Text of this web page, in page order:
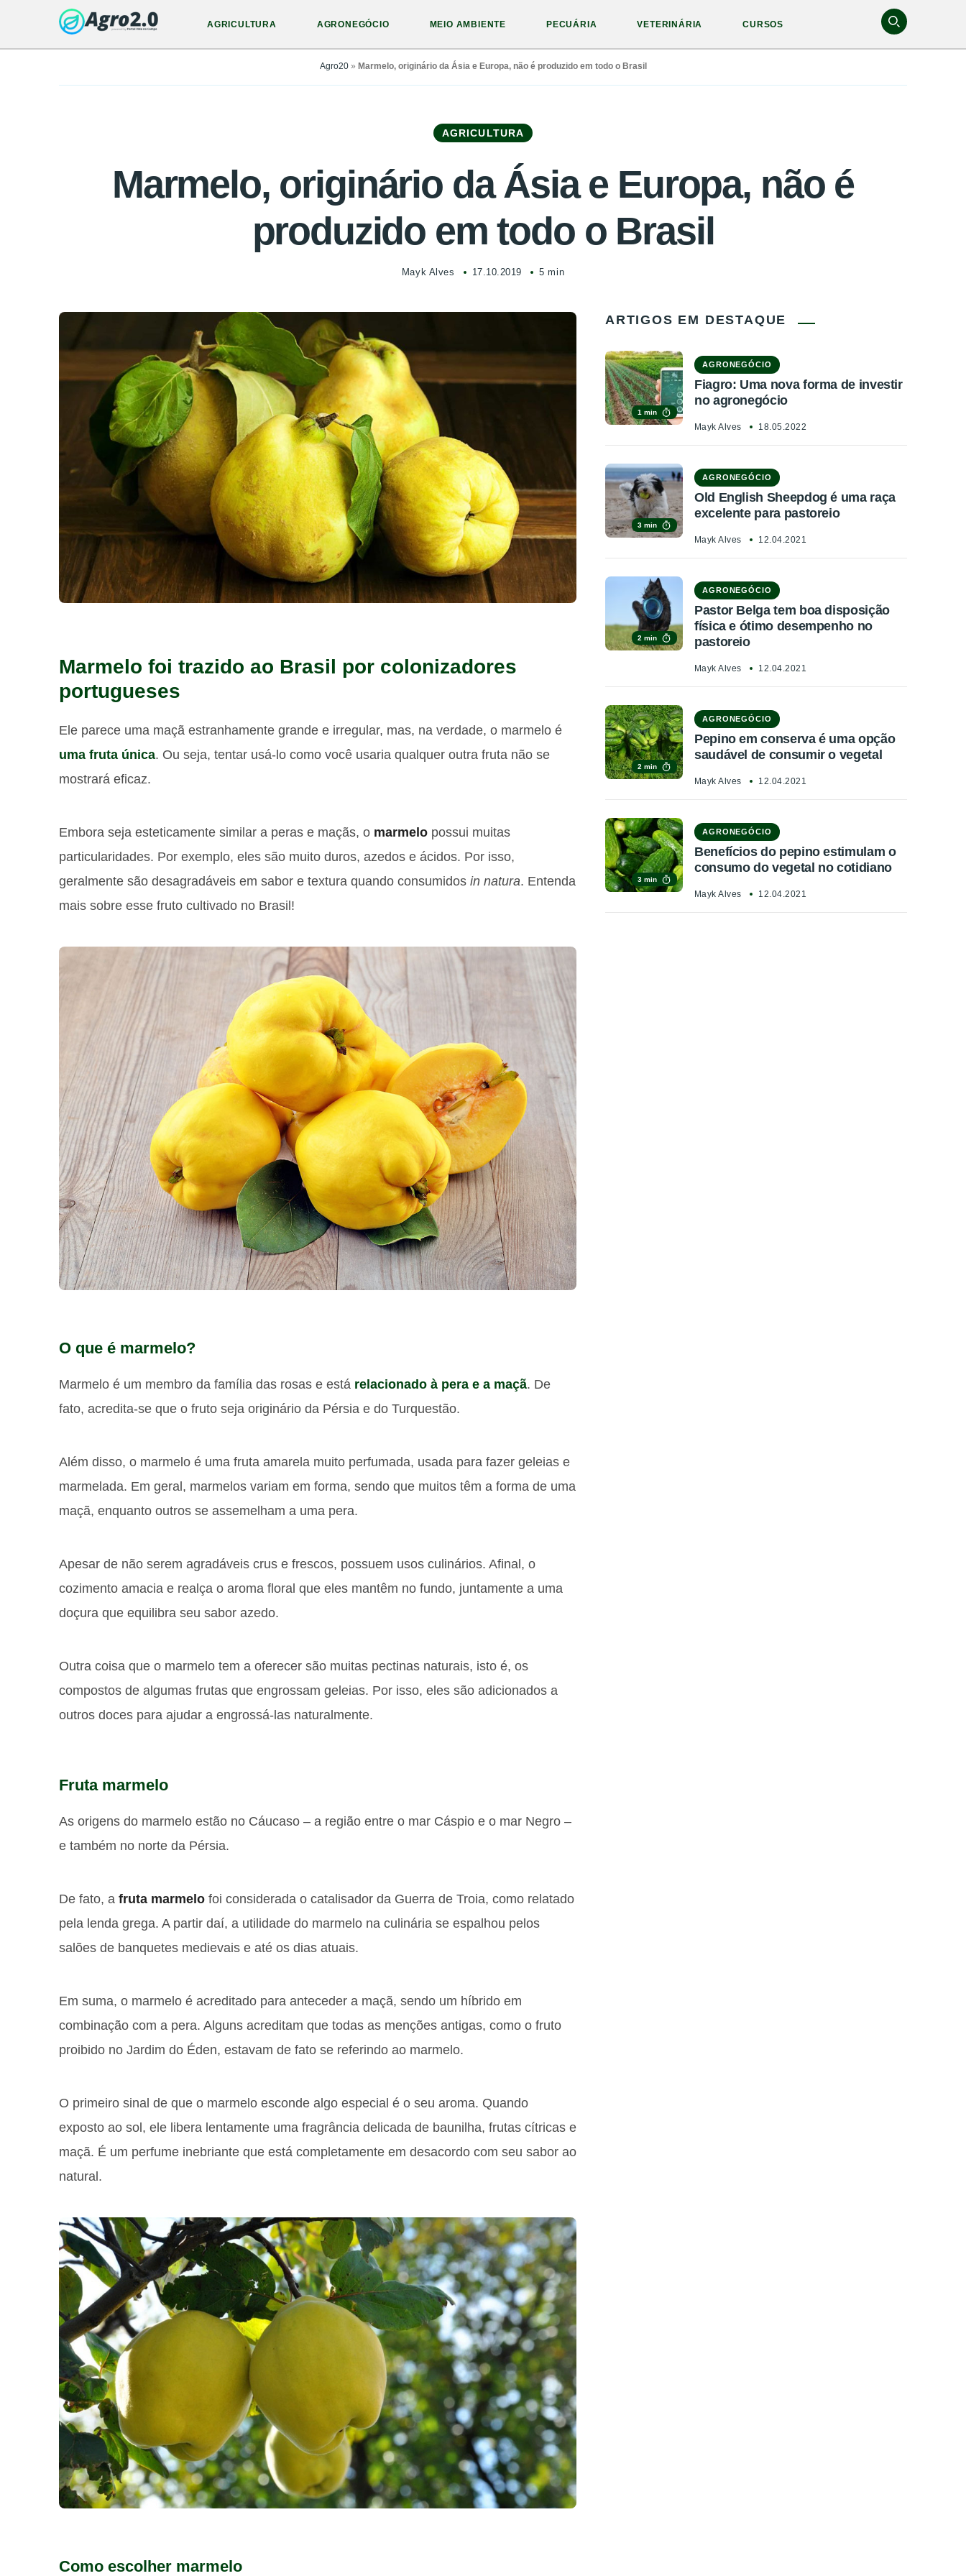
AGRICULTURA AGRONEGÓCIO MEIO AMBIENTE PECUÁRIA VETERINÁRIA CURSOS
Agro20» Marmelo, originário da Ásia e Europa, não é produzido em todo o Brasil
AGRICULTURA
Marmelo, originário da Ásia e Europa, não é
produzido em todo o Brasil
Mayk Alves 17.10.2019 5 min
Marmelo foi trazido ao Brasil por colonizadores
portugueses
Ele parece uma maçã estranhamente grande e irregular, mas, na verdade, o marmelo é
uma fruta única. Ou seja, tentar usá-lo como você usaria qualquer outra fruta não se
mostrará eficaz.
Embora seja esteticamente similar a peras e maçãs, o marmelo possui muitas
particularidades. Por exemplo, eles são muito duros, azedos e ácidos. Por isso,
geralmente são desagradáveis ​​em sabor e textura quando consumidos in natura. Entenda
mais sobre esse fruto cultivado no Brasil!
O que é marmelo?
Marmelo é um membro da família das rosas e está relacionado à pera e a maçã. De
fato, acredita-se que o fruto seja originário da Pérsia e do Turquestão.
Além disso, o marmelo é uma fruta amarela muito perfumada, usada para fazer geleias e
marmelada. Em geral, marmelos variam em forma, sendo que muitos têm a forma de uma
maçã, enquanto outros se assemelham a uma pera.
Apesar de não serem agradáveis crus e frescos, possuem usos culinários. Afinal, o
cozimento amacia e realça o aroma floral que eles mantêm no fundo, juntamente a uma
doçura que equilibra seu sabor azedo.
Outra coisa que o marmelo tem a oferecer são muitas pectinas naturais, isto é, os
compostos de algumas frutas que engrossam geleias. Por isso, eles são adicionados a
outros doces para ajudar a engrossá-las naturalmente.
Fruta marmelo
As origens do marmelo estão no Cáucaso – a região entre o mar Cáspio e o mar Negro –
e também no norte da Pérsia.
De fato, a fruta marmelo foi considerada o catalisador da Guerra de Troia, como relatado
pela lenda grega. A partir daí, a utilidade do marmelo na culinária se espalhou pelos
salões de banquetes medievais e até os dias atuais.
Em suma, o marmelo é acreditado para anteceder a maçã, sendo um híbrido em
combinação com a pera. Alguns acreditam que todas as menções antigas, como o fruto
proibido no Jardim do Éden, estavam de fato se referindo ao marmelo.
O primeiro sinal de que o marmelo esconde algo especial é o seu aroma. Quando
exposto ao sol, ele libera lentamente uma fragrância delicada de baunilha, frutas cítricas e
maçã. É um perfume inebriante que está completamente em desacordo com seu sabor ao
natural.
Como escolher marmelo
ARTIGOS EM DESTAQUE
1 min
AGRONEGÓCIO
Fiagro: Uma nova forma de investir
no agronegócio
Mayk Alves 18.05.2022
3 min
AGRONEGÓCIO
Old English Sheepdog é uma raça
excelente para pastoreio
Mayk Alves 12.04.2021
2 min
AGRONEGÓCIO
Pastor Belga tem boa disposição
física e ótimo desempenho no
pastoreio
Mayk Alves 12.04.2021
2 min
AGRONEGÓCIO
Pepino em conserva é uma opção
saudável de consumir o vegetal
Mayk Alves 12.04.2021
3 min
AGRONEGÓCIO
Benefícios do pepino estimulam o
consumo do vegetal no cotidiano
Mayk Alves 12.04.2021